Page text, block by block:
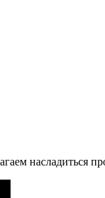
насладиться